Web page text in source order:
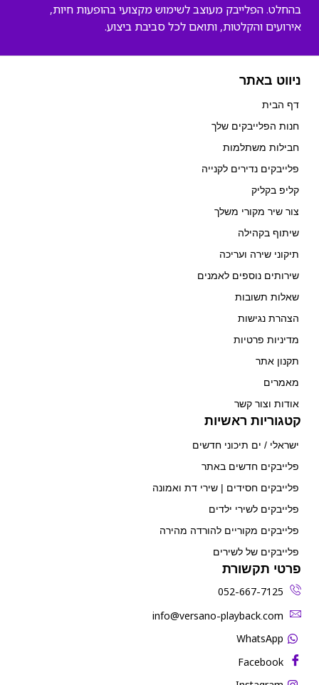
בהחלט. הפלייבק מעוצב לשימוש מקצועי בהופעות חיות,
אירועים והקלטות, ותואם לכל סביבת ביצוע.
ניווט באתר
דף הבית
חנות הפלייבקים שלך
חבילות משתלמות
פלייבקים נדירים לקנייה
קליפ בקליק
צור שיר מקורי משלך
שיתוף בקהילה
תיקוני שירה ועריכה
שירותים נוספים לאמנים
שאלות תשובות
הצהרת נגישות
מדיניות פרטיות
תקנון אתר
מאמרים
אודות וצור קשר
קטגוריות ראשיות
ישראלי / ים תיכוני חדשים
פלייבקים חדשים באתר
פלייבקים חסידים | שירי דת ואמונה
פלייבקים לשירי ילדים
פלייבקים מקוריים להורדה מהירה
פלייבקים של לשירים
פרטי תקשורת
052-667-7125
‫info@versano-playback.com‬
WhatsApp
Facebook